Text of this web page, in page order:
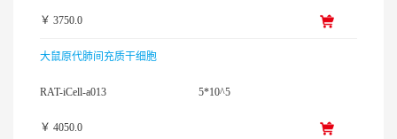
￥ 3750.0
大鼠原代肺间充质干细胞
RAT-iCell-a013 5*10^5
￥ 4050.0